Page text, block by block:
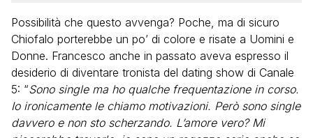
Possibilità che questo avvenga? Poche, ma di sicuro
Chiofalo porterebbe un po’ di colore e risate a Uomini e
Donne. Francesco anche in passato aveva espresso il
desiderio di diventare tronista del dating show di Canale
5: “Sono single ma ho qualche frequentazione in corso.
Io ironicamente le chiamo motivazioni. Però sono single
davvero e non sto scherzando. L’amore vero? Mi